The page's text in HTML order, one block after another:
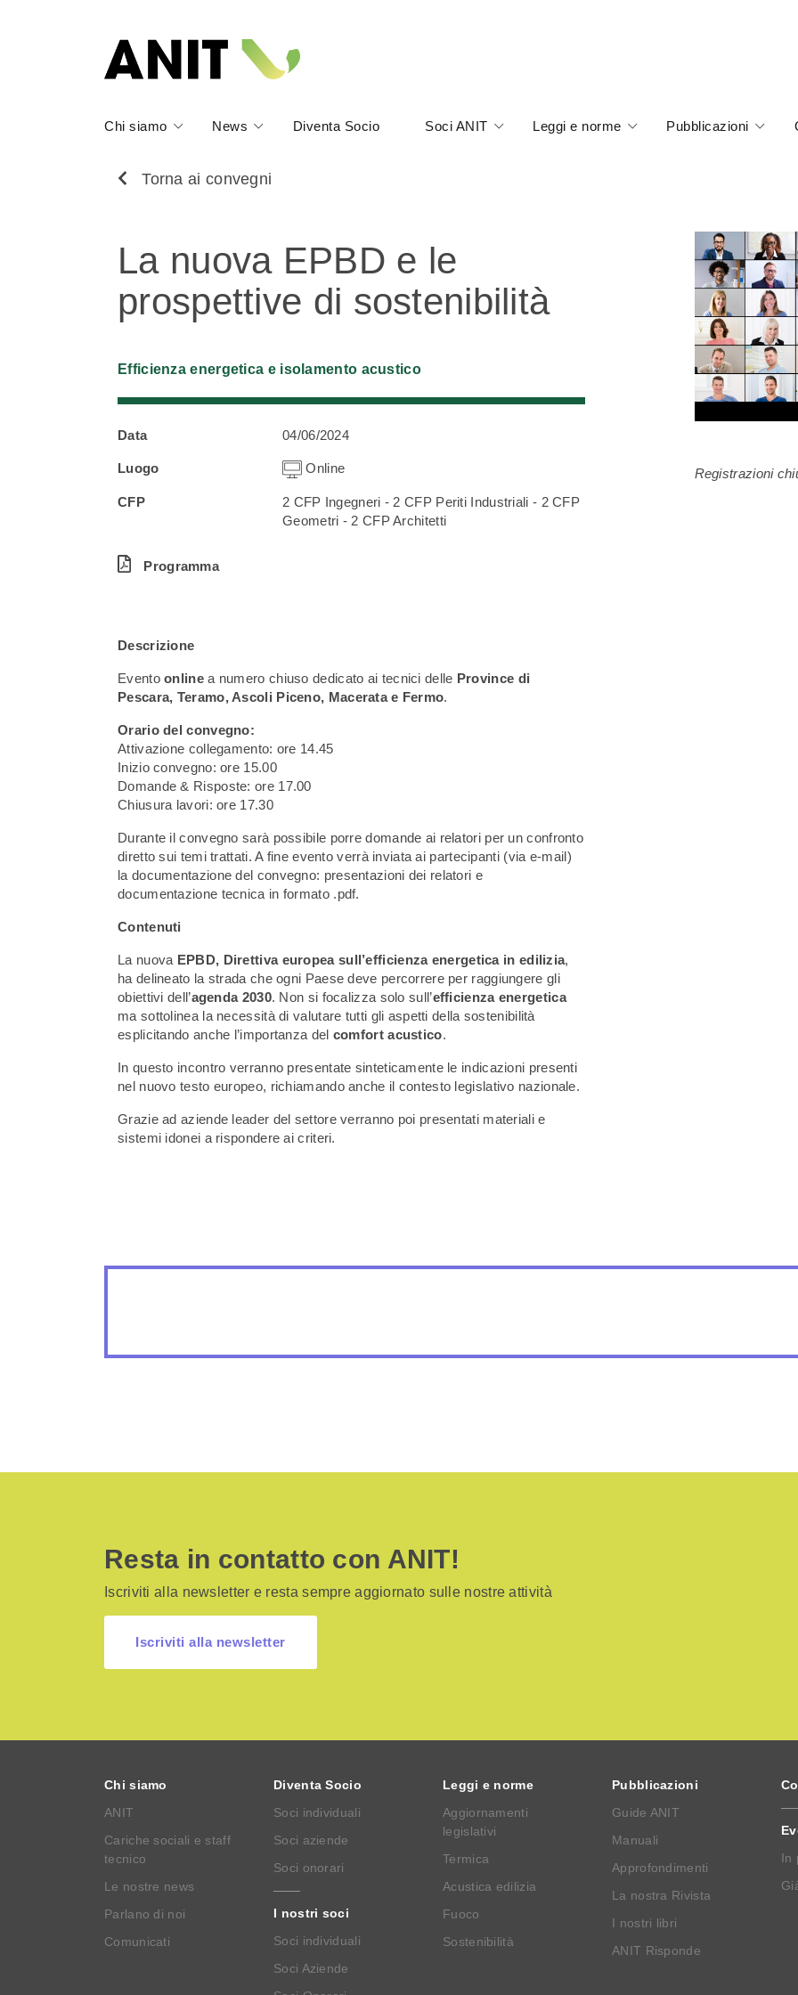
Chi siamo News Diventa Socio Soci ANIT Leggi e norme Pubblicazioni
Torna ai convegni
La nuova EPBD e le
prospettive di sostenibilità
Efficienza energetica e isolamento acustico
Data 04/06/2024
Luogo Online
CFP
2 CFP Ingegneri - 2 CFP Periti Industriali - 2 CFP
Geometri - 2 CFP Architetti
Programma
Descrizione
Eventoonlinea numero chiuso dedicato ai tecnici delle Province di
Pescara, Teramo, Ascoli Piceno, Macerata e Fermo.
Orario del convegno:
Attivazione collegamento: ore 14.45
Inizio convegno: ore 15.00
Domande & Risposte: ore 17.00
Chiusura lavori: ore 17.30
Durante il convegno sarà possibile porre domande ai relatori per un confronto
diretto sui temi trattati. A fine evento verrà inviata ai partecipanti (via e-mail)
la documentazione del convegno: presentazioni dei relatori e
documentazione tecnica in formato .pdf.
Contenuti
La nuova EPBD, Direttiva europea sull’efficienza energetica in edilizia,
ha delineato la strada che ogni Paese deve percorrere per raggiungere gli
obiettivi dell’agenda 2030. Non si focalizza solo sull’efficienza energetica
ma sottolinea la necessità di valutare tutti gli aspetti della sostenibilità
esplicitando anche l’importanza del comfort acustico.
In questo incontro verranno presentate sinteticamente le indicazioni presenti
nel nuovo testo europeo, richiamando anche il contesto legislativo nazionale.
Grazie ad aziende leader del settore verranno poi presentati materiali e
sistemi idonei a rispondere ai criteri.
Registrazioni
Resta in contatto con ANIT!
Iscriviti alla newsletter e resta sempre aggiornato sulle nostre attività
Iscriviti alla newsletter
Chi siamo
ANIT
Cariche sociali e staff
tecnico
Le nostre news
Parlano di noi
Comunicati
Diventa Socio
Soci individuali
Soci aziende
Soci onorari
I nostri soci
Soci individuali
Soci Aziende
Leggi e norme
Aggiornamenti
legislativi
Termica
Acustica edilizia
Fuoco
Sostenibilità
Pubblicazioni
Guide ANIT
Manuali
Approfondimenti
La nostra Rivista
I nostri libri
ANIT Risponde
In